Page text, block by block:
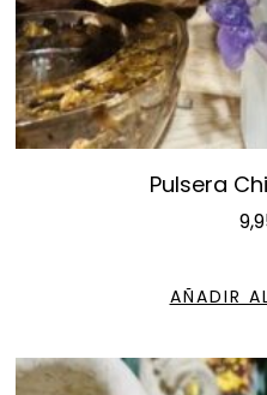
Pulsera
AÑADIR